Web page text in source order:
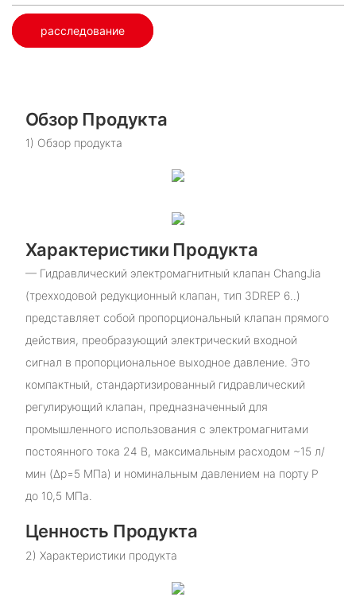
расследование
Обзор Продукта
1) Обзор продукта
Характеристики Продукта
— Гидравлический электромагнитный клапан ChangJia
(трехходовой редукционный клапан, тип 3DREP 6..)
представляет собой пропорциональный клапан прямого
действия, преобразующий электрический входной
сигнал в пропорциональное выходное давление. Это
компактный, стандартизированный гидравлический
регулирующий клапан, предназначенный для
промышленного использования с электромагнитами
постоянного тока 24 В, максимальным расходом ~15 л/
мин (Δp=5 МПа) и номинальным давлением на порту P
до 10,5 МПа.
Ценность Продукта
2) Характеристики продукта